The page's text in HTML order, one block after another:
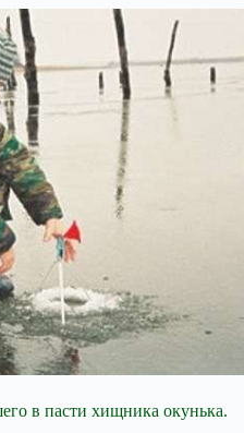
в пасти хищника окунька.